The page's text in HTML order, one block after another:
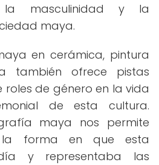
la masculinidad y la
maya.
en cerámica, pintura
también ofrece pistas
roles de género en la vida
de esta cultura.
maya nos permite
la forma en que esta
y representaba las